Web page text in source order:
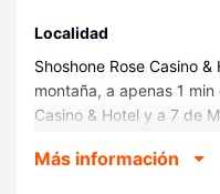
Localidad
Shoshone Rose Casino
montaña, a apenas 1
Casino & Hotel y a 7 de
The Lander Pioneer
Más información